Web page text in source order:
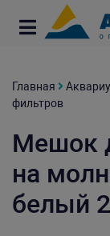
Главная
фильтров
Мешок
на
белый